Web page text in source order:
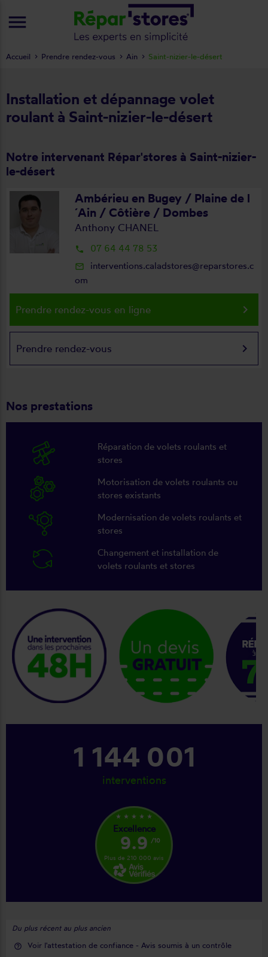
Installation et dépannage volet
roulant à Saint-nizier-le-désert
Notre intervenant Répar'stores à Saint-nizier-
le-désert
Ambérieu en Bugey / Plaine de l
´Ain / Côtière / Dombes
Anthony CHANEL
local_phone 07 64 44 78 53
mail_outline
interventions.caladstores@reparstores.c
om
Prendre rendez-vous en ligne keyboard_arrow_right
Prendre rendez-vous keyboard_arrow_right
Nos prestations
Réparation de volets roulants et
stores
Motorisation de volets roulants ou
stores existants
Modernisation de volets roulants et
stores
Changement et installation de
volets roulants et stores
keyboard_arrow_right
1 291 001
interventions
star_rate star_rate star_rate star_rate star_rate
Excellence
9.9 /10
Plus de 210 000 avis
Du plus récent au plus ancien
help_outline Voir l'attestation de confiance - Avis soumis à un contrôle
Accueil Prendre rendez-vous Ain Saint-nizier-le-désert
menu